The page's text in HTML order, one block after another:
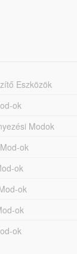
Eszközök
ok
Modok
ok
ok
ok
ok
ok